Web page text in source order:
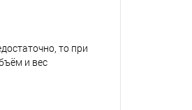
то при
и вес